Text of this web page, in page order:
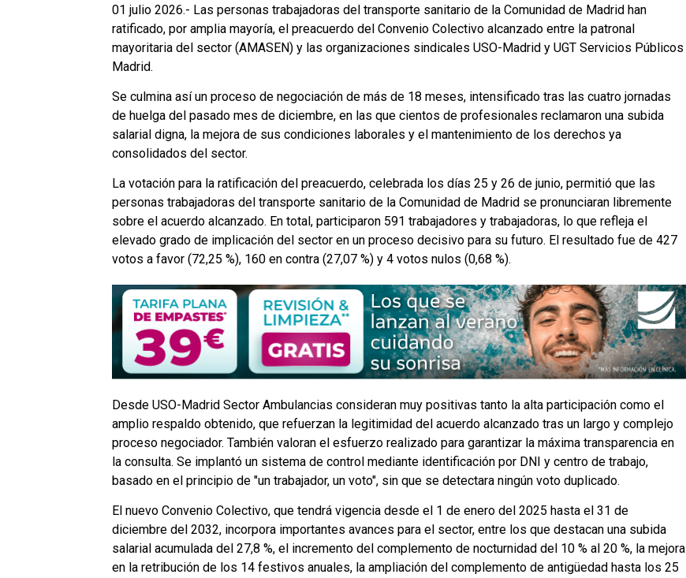
01 julio 2026.- Las personas trabajadoras del transporte sanitario de la Comunidad de Madrid han
ratificado, por amplia mayoría, el preacuerdo del Convenio Colectivo alcanzado entre la patronal
mayoritaria del sector (AMASEN) y las organizaciones sindicales USO-Madrid y UGT Servicios Públicos
Madrid.
Se culmina así un proceso de negociación de más de 18 meses, intensificado tras las cuatro jornadas
de huelga del pasado mes de diciembre, en las que cientos de profesionales reclamaron una subida
salarial digna, la mejora de sus condiciones laborales y el mantenimiento de los derechos ya
consolidados del sector.
La votación para la ratificación del preacuerdo, celebrada los días 25 y 26 de junio, permitió que las
personas trabajadoras del transporte sanitario de la Comunidad de Madrid se pronunciaran libremente
sobre el acuerdo alcanzado. En total, participaron 591 trabajadores y trabajadoras, lo que refleja el
elevado grado de implicación del sector en un proceso decisivo para su futuro. El resultado fue de 427
votos a favor (72,25 %), 160 en contra (27,07 %) y 4 votos nulos (0,68 %).
Desde USO-Madrid Sector Ambulancias consideran muy positivas tanto la alta participación como el
amplio respaldo obtenido, que refuerzan la legitimidad del acuerdo alcanzado tras un largo y complejo
proceso negociador. También valoran el esfuerzo realizado para garantizar la máxima transparencia en
la consulta. Se implantó un sistema de control mediante identificación por DNI y centro de trabajo,
basado en el principio de "un trabajador, un voto", sin que se detectara ningún voto duplicado.
El nuevo Convenio Colectivo, que tendrá vigencia desde el 1 de enero del 2025 hasta el 31 de
diciembre del 2032, incorpora importantes avances para el sector, entre los que destacan una subida
salarial acumulada del 27,8 %, el incremento del complemento de nocturnidad del 10 % al 20 %, la mejora
en la retribución de los 14 festivos anuales, la ampliación del complemento de antigüedad hasta los 25